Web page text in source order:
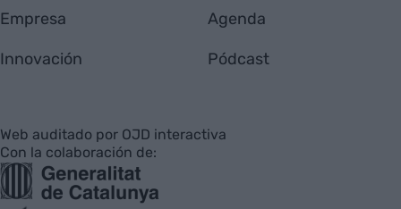
Empresa
Innovación
Agenda
Pódcast
Web auditado por OJD interactiva
Con la colaboración de: